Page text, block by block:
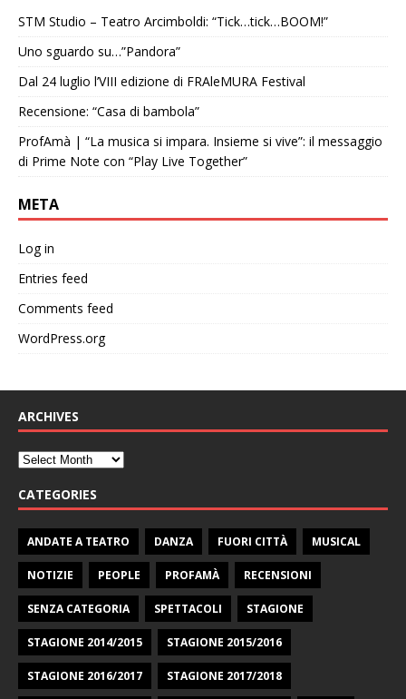
STM Studio – Teatro Arcimboldi: “Tick…tick…BOOM!”
Uno sguardo su…”Pandora”
Dal 24 luglio l’VIII edizione di FRAleMURA Festival
Recensione: “Casa di bambola”
ProfAmà | “La musica si impara. Insieme si vive”: il messaggio
di Prime Note con “Play Live Together”
META
Log in
Entries feed
Comments feed
WordPress.org
ARCHIVES
CATEGORIES
ANDATE A TEATRO DANZA FUORI CITTÀ MUSICAL
NOTIZIE PEOPLE PROFAMÀ RECENSIONI
SENZA CATEGORIA SPETTACOLI STAGIONE
STAGIONE 2014/2015 STAGIONE 2015/2016
STAGIONE 2016/2017 STAGIONE 2017/2018